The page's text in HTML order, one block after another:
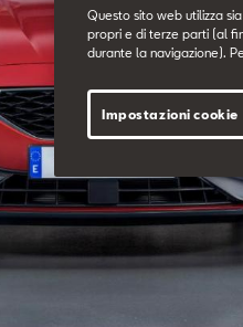
Questo sito web utilizza
propri e di terze parti (al
durante la navigazione).
Impostazioni cookie